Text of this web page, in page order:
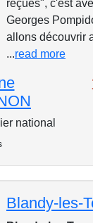
reçues", c'est
Georges
allons découvrir
...read more
national
Blandy-les-